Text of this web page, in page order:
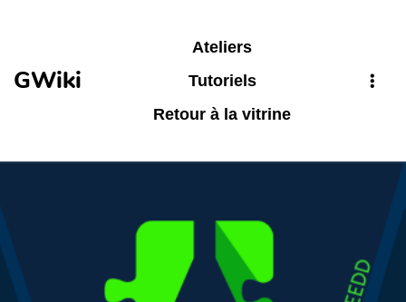
GWiki
Ateliers
Tutoriels
Retour à la vitrine